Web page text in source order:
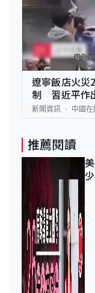
遼寧飯店火
制 習近平作
新聞資訊 中國在
推薦閱讀